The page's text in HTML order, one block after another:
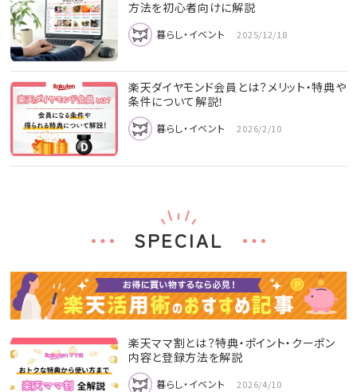
方法を初心者向けに解説
暮らし・イベント 2025/12/18
楽天ダイヤモンド会員とは？メリット・特典や
条件について解説！
暮らし・イベント 2026/2/10
SPECIAL
楽天ママ割とは？特典・ポイント・クーポン
内容と登録方法を解説
暮らし・イベント 2026/4/10